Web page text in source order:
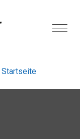
Startseite